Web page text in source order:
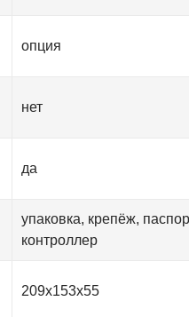
опция
нет
да
упаковка, крепёж,
контроллер
209х153х55